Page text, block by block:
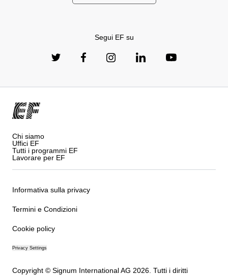
Segui EF su
Chi siamo
Uffici EF
Tutti i programmi EF
Lavorare per EF
Informativa sulla privacy
Termini e Condizioni
Cookie policy
Privacy Settings
Copyright © Signum International AG 2026. Tutti i diritti